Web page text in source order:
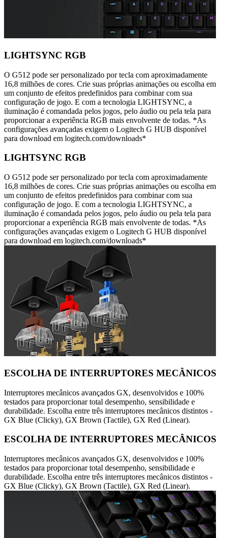
LIGHTSYNC RGB
O G512 pode ser personalizado por tecla com aproximadamente
16,8 milhões de cores. Crie suas próprias animações ou escolha em
um conjunto de efeitos predefinidos para combinar com sua
configuração de jogo. E com a tecnologia LIGHTSYNC, a
iluminação é comandada pelos jogos, pelo áudio ou pela tela para
proporcionar a experiência RGB mais envolvente de todas. *As
configurações avançadas exigem o Logitech G HUB disponível
para download em logitech.com/downloads*
LIGHTSYNC RGB
O G512 pode ser personalizado por tecla com aproximadamente
16,8 milhões de cores. Crie suas próprias animações ou escolha em
um conjunto de efeitos predefinidos para combinar com sua
configuração de jogo. E com a tecnologia LIGHTSYNC, a
iluminação é comandada pelos jogos, pelo áudio ou pela tela para
proporcionar a experiência RGB mais envolvente de todas. *As
configurações avançadas exigem o Logitech G HUB disponível
para download em logitech.com/downloads*
ESCOLHA DE INTERRUPTORES MECÂNICOS
Interruptores mecânicos avançados GX, desenvolvidos e 100%
testados para proporcionar total desempenho, sensibilidade e
durabilidade. Escolha entre três interruptores mecânicos distintos -
GX Blue (Clicky), GX Brown (Tactile), GX Red (Linear).
ESCOLHA DE INTERRUPTORES MECÂNICOS
Interruptores mecânicos avançados GX, desenvolvidos e 100%
testados para proporcionar total desempenho, sensibilidade e
durabilidade. Escolha entre três interruptores mecânicos distintos -
GX Blue (Clicky), GX Brown (Tactile), GX Red (Linear).